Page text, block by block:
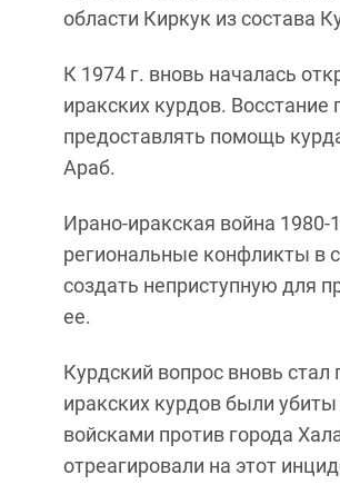
области Киркук из состава
К 1974 г. вновь началась
иракских курдов. Восстание
предоставлять помощь
Араб.
Ирано-иракская война
региональные конфликты в
создать неприступную для
ее.
Курдский вопрос вновь
иракских курдов были
войсками против города
отреагировали на этот